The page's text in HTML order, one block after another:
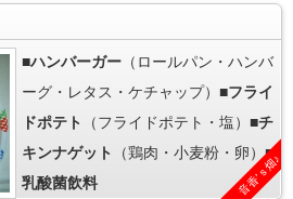
■ハンバーガー （ロールパン・ハンバ
ーグ・レタス・ケチャップ）■フライ
ドポテト
（フライドポテト・塩）■チ
キンナゲット
（鶏肉・小麦粉・卵）■
乳酸菌飲料
音香’ｓ畑♪